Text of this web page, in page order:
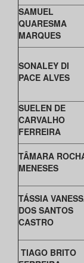
SAMUEL
QUARESMA
MARQUES
SONALEY DI
PACE ALVES
SUELEN DE
CARVALHO
FERREIRA
TÂMARA
MENESES
TÁSSIA
DOS SANTOS
CASTRO
TIAGO BRITO